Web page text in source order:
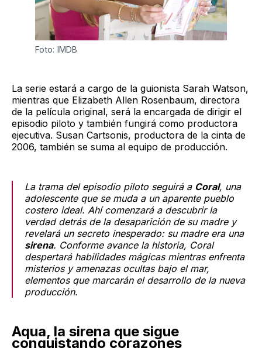
Foto: IMDB
La serie estará a cargo de la guionista Sarah Watson,
mientras que Elizabeth Allen Rosenbaum, directora
de la película original, será la encargada de dirigir el
episodio piloto y también fungirá como productora
ejecutiva. Susan Cartsonis, productora de la cinta de
2006, también se suma al equipo de producción.
La trama del episodio piloto seguirá a Coral, una
adolescente que se muda a un aparente pueblo
costero ideal. Ahí comenzará a descubrir la
verdad detrás de la desaparición de su madre y
revelará un secreto inesperado: su madre era una
sirena. Conforme avance la historia, Coral
despertará habilidades mágicas mientras enfrenta
misterios y amenazas ocultas bajo el mar,
elementos que marcarán el desarrollo de la nueva
producción.
Aqua, la sirena que sigue
conquistando corazones